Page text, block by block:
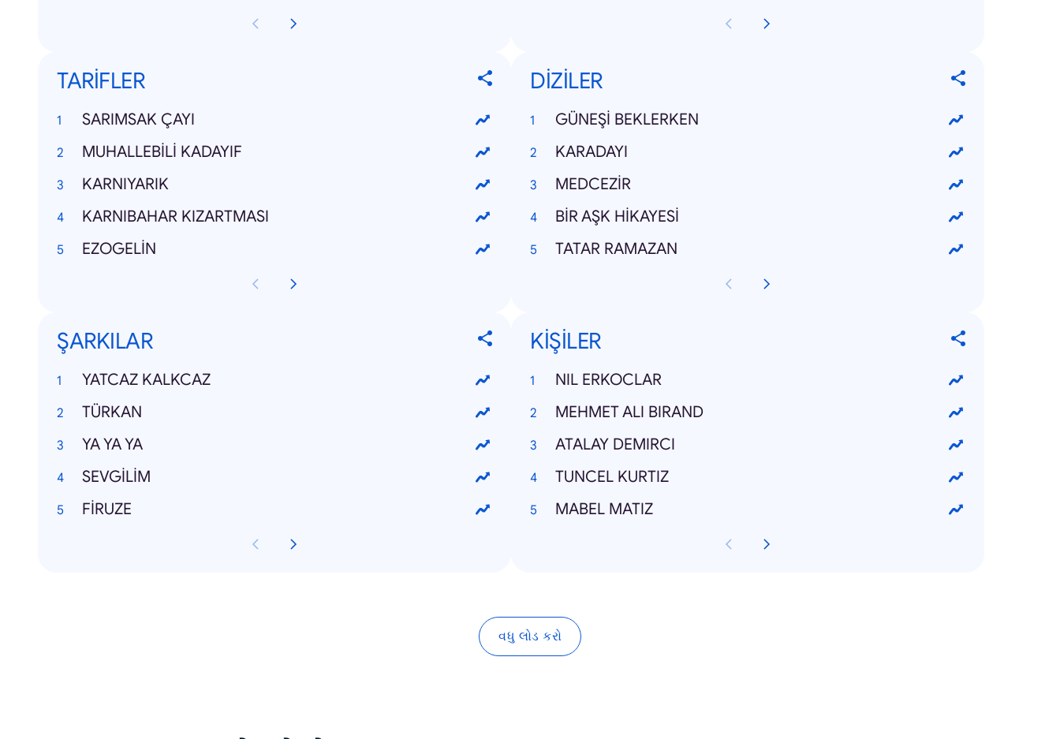
TARİFLER
SARIMSAK ÇAYI
MUHALLEBİLİ KADAYIF
KARNIYARIK
KARNIBAHAR KIZARTMASI
EZOGELİN
DİZİLER
GÜNEŞİ BEKLERKEN
KARADAYI
MEDCEZİR
BİR AŞK HİKAYESİ
TATAR RAMAZAN
ŞARKILAR
YATCAZ KALKCAZ
TÜRKAN
YA YA YA
SEVGİLİM
FİRUZE
KİŞİLER
NIL ERKOCLAR
MEHMET ALI BIRAND
ATALAY DEMIRCI
TUNCEL KURTIZ
MABEL MATIZ
વધુ લોડ કરો